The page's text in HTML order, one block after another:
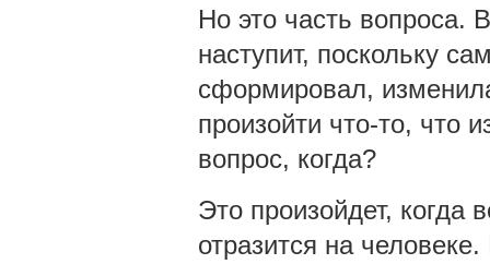
Но это часть вопроса.
наступит, поскольку
сформировал,
произойти что-то, что
вопрос, когда?
Это произойдет, когда
отразится на